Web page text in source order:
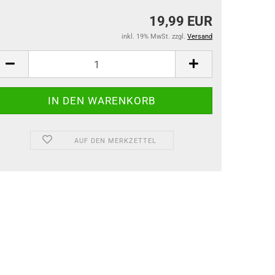
19,99 EUR
inkl. 19% MwSt. zzgl. Versand
AUF DEN MERKZETTEL